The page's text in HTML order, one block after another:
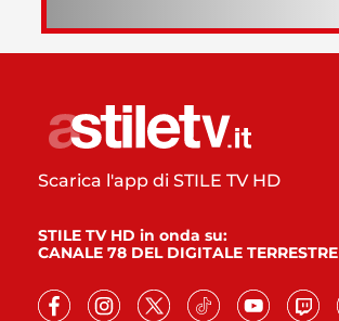
Scarica l'app di STILE TV HD
STILE TV HD in onda su:
CANALE 78 DEL DIGITALE TERRESTRE